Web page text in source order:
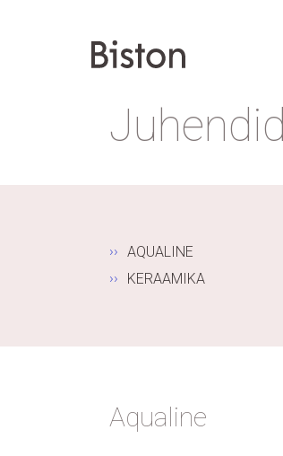
Juhendid
AQUALINE
KERAAMIKA
Aqualine